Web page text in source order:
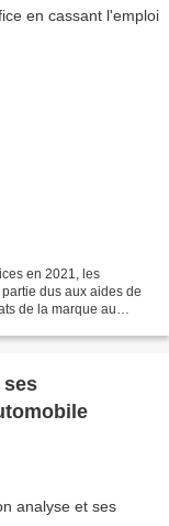
en 2021, les
dus aux aides de
de la marque au
ses